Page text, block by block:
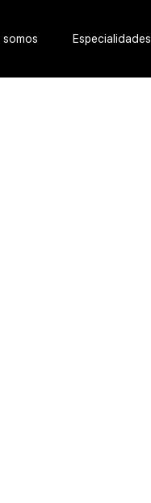
somos Especialidades